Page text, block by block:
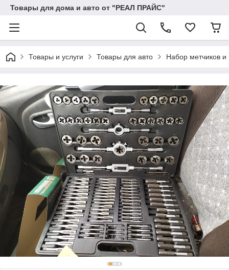
Товары для дома и авто от "РЕАЛ ПРАЙС"
Товары и услуги Товары для авто Набор метчиков